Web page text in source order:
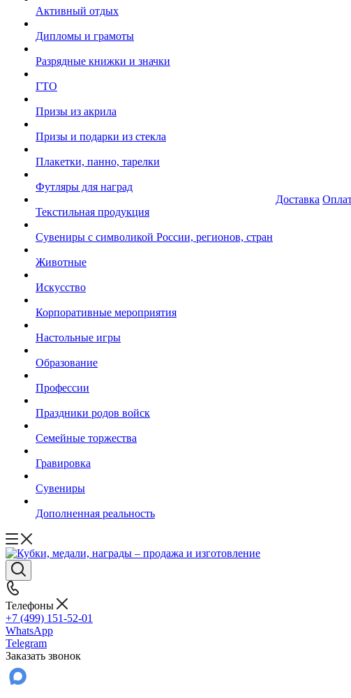
Активный отдых
Дипломы и грамоты
Разрядные книжки и значки
ГТО
Призы из акрила
Призы и подарки из стекла
Плакетки, панно, тарелки
Футляры для наград
Текстильная продукция
Сувениры с символикой России, регионов, стран
Животные
Искусство
Корпоративные мероприятия
Настольные игры
Образование
Профессии
Праздники родов войск
Семейные торжества
Гравировка
Сувениры
Дополненная реальность
Доставка
Телефоны
+7 (499) 151-52-01
WhatsApp
Telegram
Заказать звонок